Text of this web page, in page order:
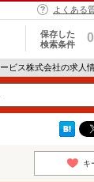
よくある
保存した
検索条件
0
ビス株式会社の求人
キ